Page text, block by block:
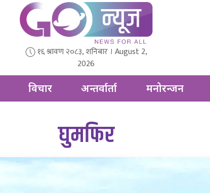
१६ श्रावण २०८३, शनिबार । August 2,
2026
विचार अन्तर्वार्ता मनोरन्जन
घुमफिर